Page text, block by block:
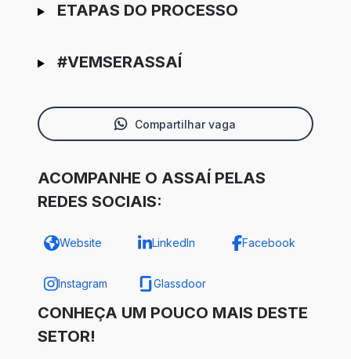
ETAPAS DO PROCESSO
#VEMSERASSAÍ
Compartilhar vaga
ACOMPANHE O ASSAÍ PELAS
REDES SOCIAIS:
Website LinkedIn Facebook
Instagram Glassdoor
CONHEÇA UM POUCO MAIS DESTE
SETOR!